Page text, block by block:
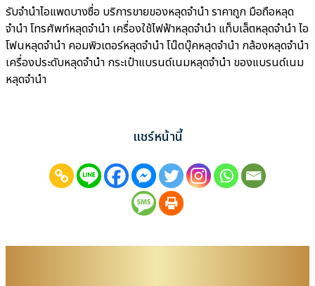
รับจำนำไอแพดบางซื่อ บริการขายของหลุดจำนำ ราคาถูก มือถือหลุด
จำนำ โทรศัพท์หลุดจำนำ เครื่องใช้ไฟฟ้าหลุดจำนำ แท็บเล็ตหลุดจำนำ ไอ
โฟนหลุดจำนำ คอมพิวเตอร์หลุดจำนำ โน๊ตบุ๊คหลุดจำนำ กล้องหลุดจำนำ
เครื่องประดับหลุดจำนำ กระเป๋าแบรนด์เนมหลุดจำนำ ของแบรนด์เนม
หลุดจำนำ
แชร์หน้านี้